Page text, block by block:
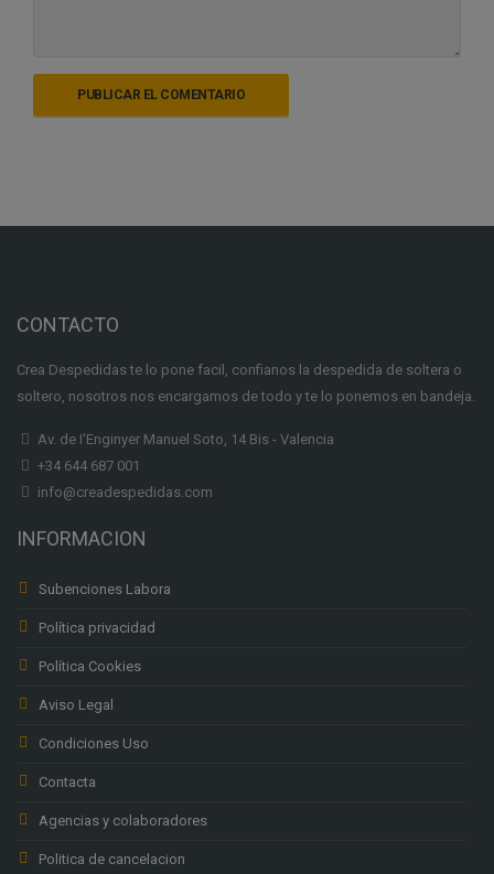
CONTACTO
Crea Despedidas te lo pone facil, confianos la despedida de soltera o
soltero, nosotros nos encargamos de todo y te lo ponemos en bandeja.
Av. de I'Enginyer Manuel Soto, 14 Bis - Valencia
+34 644 687 001
info@creadespedidas.com
INFORMACION
Subenciones Labora
Política privacidad
Política Cookies
Aviso Legal
Condiciones Uso
Contacta
Agencias y colaboradores
Politica de cancelacion